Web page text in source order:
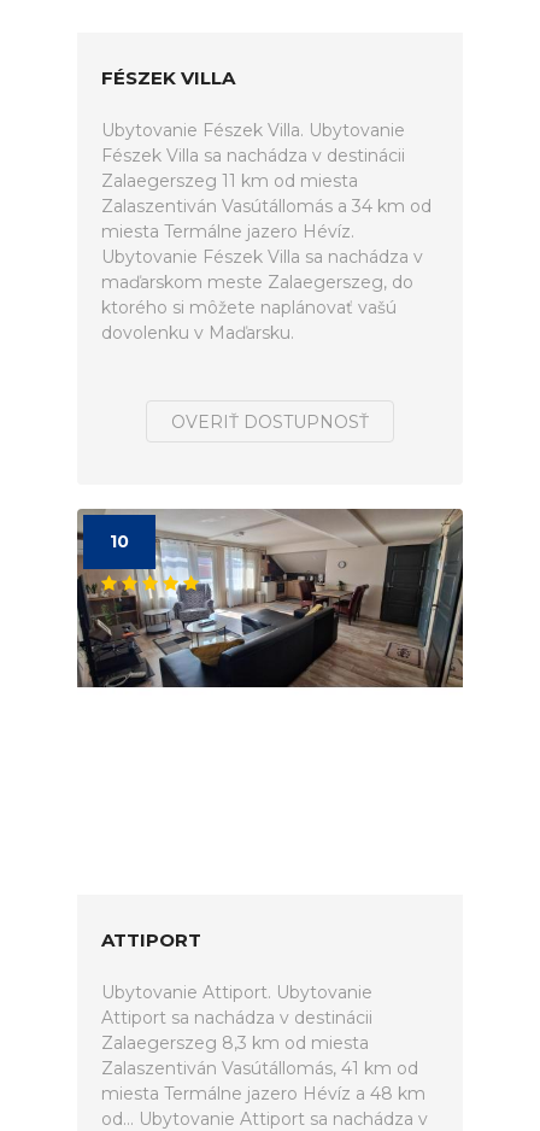
FÉSZEK VILLA
Ubytovanie Fészek Villa. Ubytovanie
Fészek Villa sa nachádza v destinácii
Zalaegerszeg 11 km od miesta
Zalaszentiván Vasútállomás a 34 km od
miesta Termálne jazero Hévíz.
Ubytovanie Fészek Villa sa nachádza v
maďarskom meste Zalaegerszeg, do
ktorého si môžete naplánovať vašú
dovolenku v Maďarsku.
OVERIŤ DOSTUPNOSŤ
10
ATTIPORT
Ubytovanie Attiport. Ubytovanie
Attiport sa nachádza v destinácii
Zalaegerszeg 8,3 km od miesta
Zalaszentiván Vasútállomás, 41 km od
miesta Termálne jazero Hévíz a 48 km
od... Ubytovanie Attiport sa nachádza v